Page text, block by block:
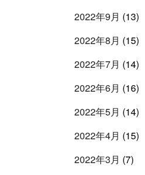
2022年9月 (13)
2022年8月 (15)
2022年7月 (14)
2022年6月 (16)
2022年5月 (14)
2022年4月 (15)
2022年3月 (7)